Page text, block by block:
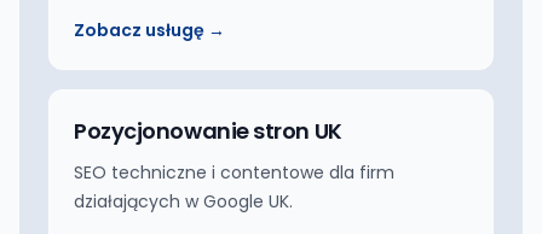
Zobacz usługę →
Pozycjonowanie stron UK
SEO techniczne i contentowe dla firm
działających w Google UK.